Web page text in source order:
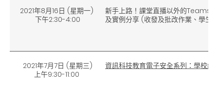
2021年8月16日 (星期一)
下午2:30-4:00
新手上路！課堂直播以外的Teams
及實例分享 (收發及批改作業、學生
2021年7月7日 (星期三)
上午9:30-11:00
資訊科技教育電子安全系列：學校網